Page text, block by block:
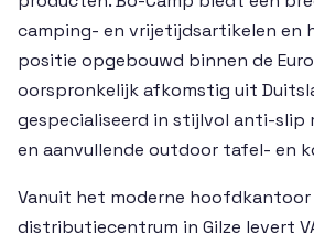
camping- en vrijetijdsartikelen en
positie opgebouwd binnen de
oorspronkelijk afkomstig uit
gespecialiseerd in stijlvol anti-slip
en aanvullende outdoor tafel- en
Vanuit het moderne hoofdkantoor
distributiecentrum in Gilze levert